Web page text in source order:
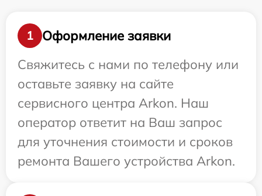
1
Оформление заявки
Свяжитесь с нами по телефону или
оставьте заявку на сайте
сервисного центра Arkon. Наш
оператор ответит на Ваш запрос
для уточнения стоимости и сроков
ремонта Вашего устройства Arkon.